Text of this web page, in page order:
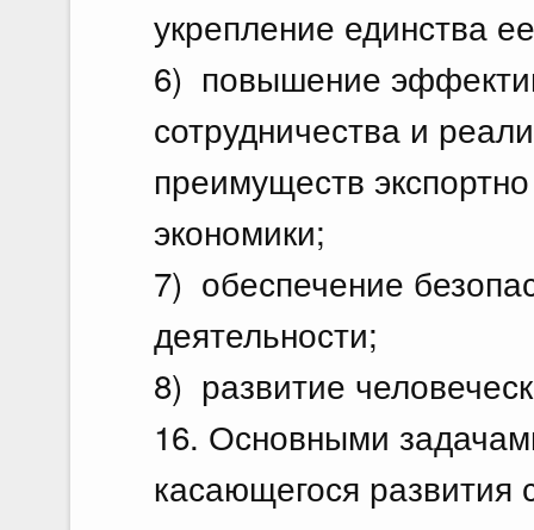
укрепление единства
6) повышение
сотрудничества и
преимуществ
экономики;
7) обеспечение
деятельности;
8) развитие
16. Основными
касающегося развития